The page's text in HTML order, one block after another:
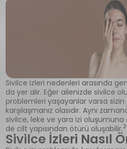
Sivilce izleri nedenleri arasında
da yer alır. Eğer ailenizde sivilce
problemleri yaşayanlar varsa
karşılaşmanız olasıdır. Aynı
sivilce, leke ve yara izi oluşumuna
de cilt yapısından ötürü oluşabilir.
Sivilce İzleri Nasıl